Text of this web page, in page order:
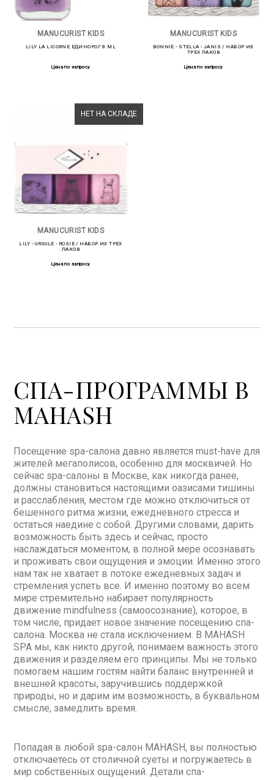
MANUCURIST KIDS
LILY LA LICORNE ЕДИНОРОГ 8 ML
Цена по запросу
MANUCURIST KIDS
BONNIE - STELLA - JANIS / НАБОР ИЗ
ТРЕХ ЛАКОВ
Цена по запросу
НЕТ НА СКЛАДЕ
MANUCURIST KIDS
LILY - URSULE - ROSIE / НАБОР ИЗ ТРЕХ
ЛАКОВ
Цена по запросу
СПА-ПРОГРАММЫ В
MAHASH
Посещение spa-салона давно является must-have для
жителей мегаполисов, особенно для москвичей. Но
сейчас spa-салоны в Москве, как никогда ранее,
должны становиться настоящими оазисами тишины
и расслабления, местом где можно отключиться от
бешенного ритма жизни, ежедневного стресса и
остаться наедине с собой. Другими словами, дарить
возможность быть здесь и сейчас, просто
наслаждаться моментом, в полной мере осознавать
и проживать свои ощущения и эмоции. Именно этого
нам так не хватает в потоке ежедневных задач и
стремления успеть все. И именно поэтому во всем
мире стремительно набирает популярность
движение mindfulness (самоосознание), которое, в
том числе, придает новое значение посещению спа-
салона. Москва не стала исключением. В MAHASH
SPA мы, как никто другой, понимаем важность этого
движения и разделяем его принципы. Мы не только
помогаем нашим гостям найти баланс внутренней и
внешней красоты, заручившись поддержкой
природы, но и дарим им возможность, в буквальном
смысле, замедлить время.
Попадая в любой spa-салон MAHASH, вы полностью
отключаетесь от столичной суеты и погружаетесь в
мир собственных ощущений. Детали спа-